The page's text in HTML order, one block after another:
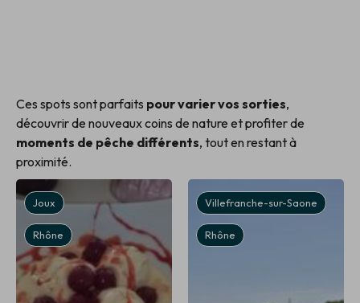
Ces spots sont parfaits pour varier vos sorties,
découvrir de nouveaux coins de nature et profiter de
moments de pêche différents, tout en restant à
proximité.
Joux
Rhône
Villefranche-sur-Saone
Rhône